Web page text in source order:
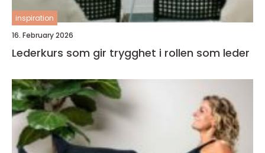
inspiration
16. February 2026
Lederkurs som gir trygghet i rollen som leder